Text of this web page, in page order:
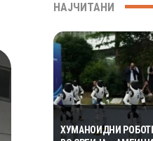
НАЈЧИТАНИ
ХУМАНОИДНИ